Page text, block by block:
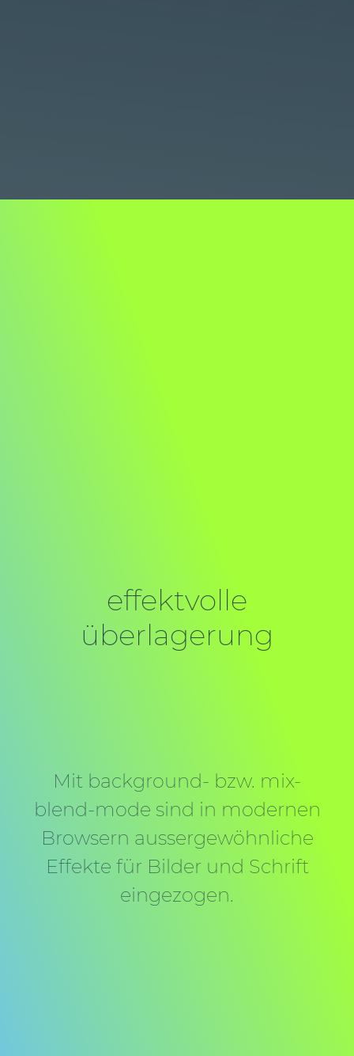
effektvolle
überlagerung
Mit background- bzw. mix-
blend-mode sind in modernen
Browsern aussergewöhnliche
Effekte für Bilder und Schrift
eingezogen.